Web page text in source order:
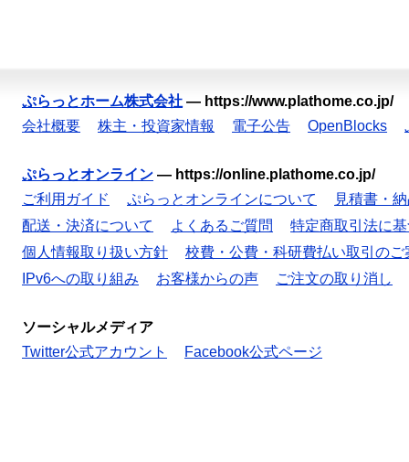
ぷらっとホーム株式会社 — https://www.plathome.co.jp/
会社概要
株主・投資家情報 電子公告 OpenBlocks
ぷらっとオンライン — https://online.plathome.co.jp/
ご利用ガイド
ぷらっとオンラインについて
見積書・
配送・決済について
よくあるご質問
特定商取引法に
個人情報取り扱い方針
校費・公費・科研費払い取引のご
IPv6への取り組み
お客様からの声 ご注文の取り消し
ソーシャルメディア
Twitter公式アカウント
Facebook公式ページ